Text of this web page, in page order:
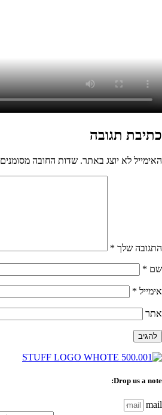
כתיבת תגובה
האימייל לא יוצג באתר. שדות החובה מסומנים
התגובה שלך *
שם *
אימייל *
אתר
Drop us a note:
mail